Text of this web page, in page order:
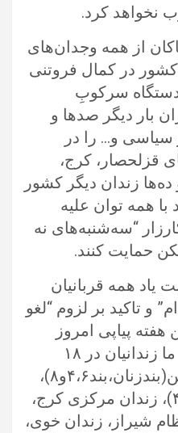
نخواهد کرد.
از همه وجدان‌های
کشور در کمال فروتنی
سرکوبِ
بار دیگر صدها و
سیاسی و… را در
قزلحصار، کرج،
زندان دیگر کشور
با همه توان علیه
“سه‌شنبه‌های نه
حمایت کنند.
همه قربانیان
و تاکید بر لزوم “لغو
پیاپی امروز
سه‌شنبه ۲۳ مرداد ۱۴۰۳ ما زندانیان در ۱۸
زندان از جمله زندان اوین(بندزنان،بند۴،۶و۸)،
زندان قزلحصار(واحد۳و۴)، زندان مرکزی کرج،
شیراز، زندان خوی،